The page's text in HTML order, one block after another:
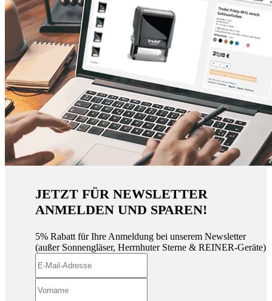
JETZT FÜR NEWSLETTER
ANMELDEN UND SPAREN!
5% Rabatt für Ihre Anmeldung bei unserem Newsletter
(außer Sonnengläser, Herrnhuter Sterne & REINER-Geräte)